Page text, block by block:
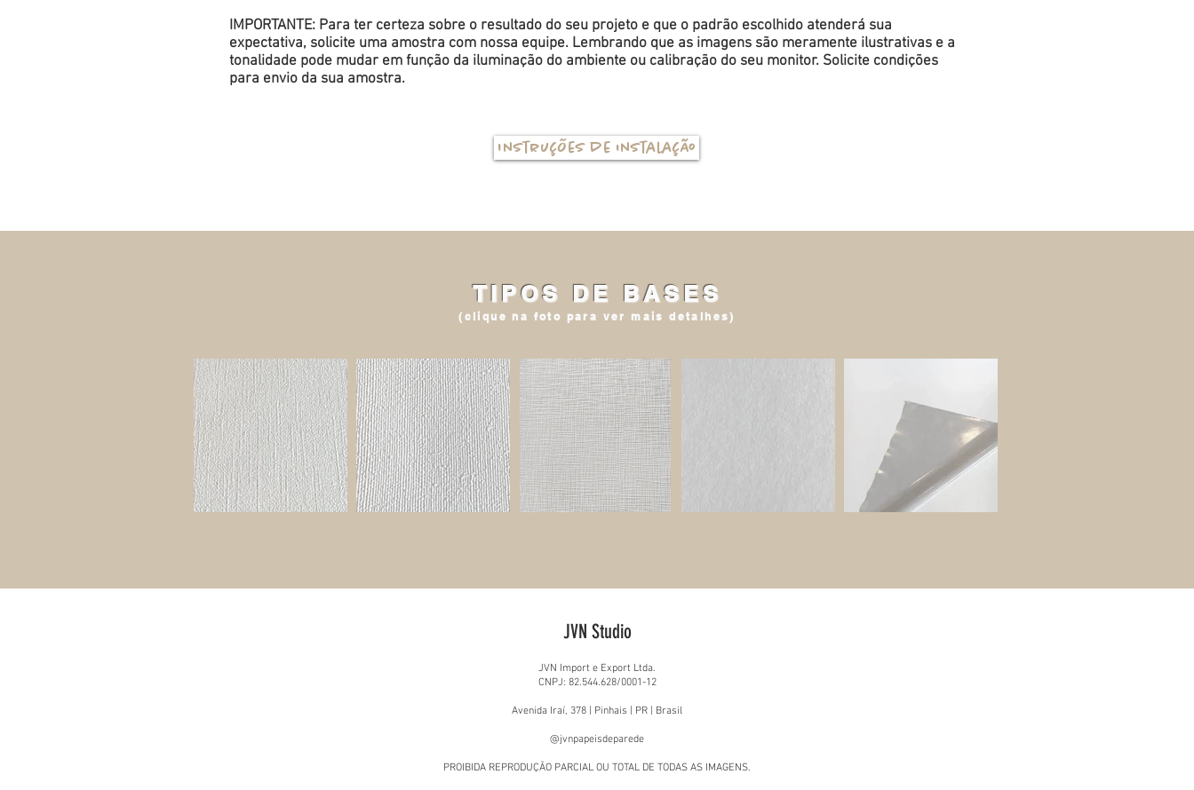
IMPORTANTE: Para ter certeza sobre o resultado do seu projeto e que o padrão escolhido atenderá sua
expectativa, solicite uma amostra com nossa equipe. Lembrando que as imagens são meramente ilustrativas e a
tonalidade pode mudar em função da iluminação do ambiente ou calibração do seu monitor. Solicite condições
para envio da sua amostra.
Instruções de instalação
TIPOS DE BASES
(clique na foto para ver mais detalhes)
JVN Studio
JVN Import e Export Ltda.
CNPJ: 82.544.628/0001-12
Avenida Iraí, 378 | Pinhais | PR | Brasil
@jvnpapeisdeparede
PROIBIDA REPRODUÇÃO PARCIAL OU TOTAL DE TODAS AS IMAGENS.